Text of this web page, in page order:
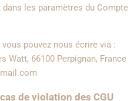
les paramètres du Compte
pouvez nous écrire via :
Watt, 66100 Perpignan, France
de violation des CGU